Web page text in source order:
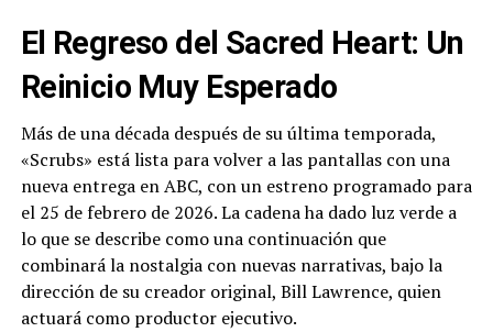
El Regreso del Sacred Heart: Un
Reinicio Muy Esperado
Más de una década después de su última temporada,
«Scrubs» está lista para volver a las pantallas con una
nueva entrega en ABC, con un estreno programado para
el 25 de febrero de 2026. La cadena ha dado luz verde a
lo que se describe como una continuación que
combinará la nostalgia con nuevas narrativas, bajo la
dirección de su creador original, Bill Lawrence, quien
actuará como productor ejecutivo.